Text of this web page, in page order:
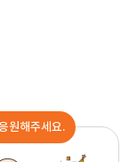
원해주세요.